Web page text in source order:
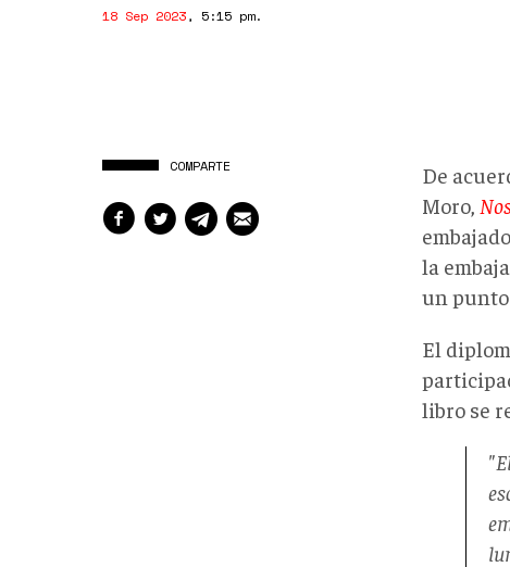
18 Sep 2023, 5:15 pm.
COMPARTE
De
Moro,
la
un punto
El
libro se